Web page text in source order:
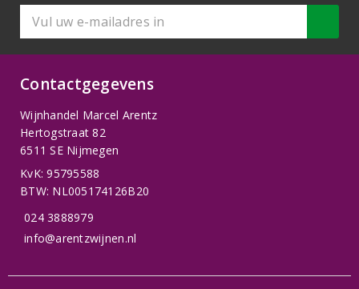
Contactgegevens
Wijnhandel Marcel Arentz
Hertogstraat 82
6511 SE Nijmegen
KvK: 95795588
BTW: NL005174126B20
024 3888979
info@arentzwijnen.nl